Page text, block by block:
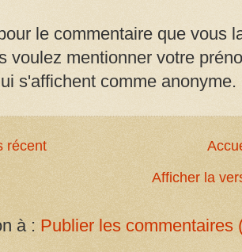
le commentaire que vous
voulez mentionner votre
s'affichent comme anonyme.
récent
Afficher la
à : Publier les commentaires